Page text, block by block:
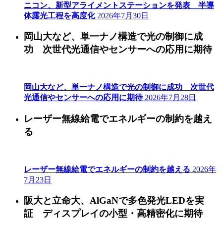
ニコン、新型アライメントステーションを発表 半導
体露光工程を高度化 2026年7月30日
岡山大など、単一ナノ構造で光の制御に成
功 次世代光通信やセンサーへの応用に期待
岡山大など、単一ナノ構造で光の制御に成功 次世代
光通信やセンサーへの応用に期待 2026年7月28日
レーザー無線給電でエネルギーの制約を越え
る
レーザー無線給電でエネルギーの制約を越える 2026年
7月23日
阪大と立命大、AlGaNで多色発光LEDを実
証 ディスプレイの小型・高精密化に期待